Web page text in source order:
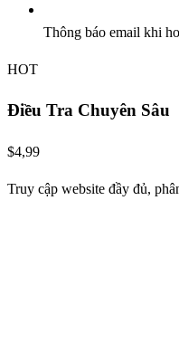
Thông báo email khi
HOT
Điều Tra Chuyên Sâu
$4,99
Truy cập website đầy đủ,